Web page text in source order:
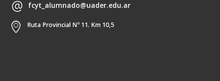
fcyt_alumnado@uader.edu.ar
Ruta Provincial Nº 11. Km 10,5